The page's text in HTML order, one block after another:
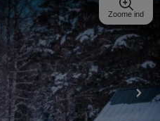
Zoome ind